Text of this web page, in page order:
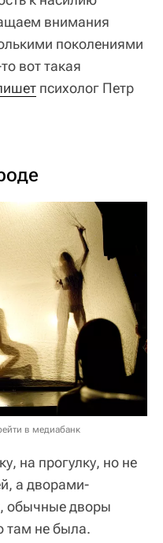
внимания
поколениями
вот такая
психолог Петр
в медиабанк
на прогулку, но не
а дворами-
обычные дворы
там не была.